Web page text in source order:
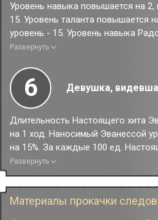
Уровень навыка повышается на
15. Уровень таланта повышается
уровень - 15. Уровень навыка
максимальный уровень - 15.
Развернуть
6 Девушка,
Длительность Настоящего хита
на 1 ход. Наносимый Эванессой
на 15%. За каждые 100 ед.
дополнительно увеселяется на
ед. Настоящего хита. После
сверхспособности в начале боя
восстанавливает 120 ед. энергии.
Развернуть
Материалы прокачки следов